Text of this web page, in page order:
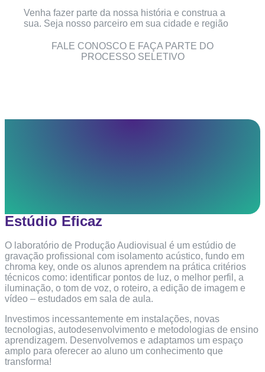
Venha fazer parte da nossa história e construa a
sua. Seja nosso parceiro em sua cidade e região
FALE CONOSCO E FAÇA PARTE DO
PROCESSO SELETIVO
Estúdio Eficaz
O laboratório de Produção Audiovisual é um estúdio de
gravação profissional com isolamento acústico, fundo em
chroma key, onde os alunos aprendem na prática critérios
técnicos como: identificar pontos de luz, o melhor perfil, a
iluminação, o tom de voz, o roteiro, a edição de imagem e
vídeo – estudados em sala de aula.
Investimos incessantemente em instalações, novas
tecnologias, autodesenvolvimento e metodologias de ensino
aprendizagem. Desenvolvemos e adaptamos um espaço
amplo para oferecer ao aluno um conhecimento que
transforma!